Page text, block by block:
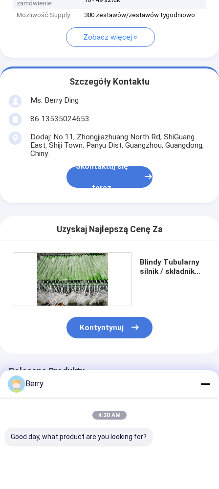
zamówienie
Możliwość Supply 300 zestawów/zestawów tygodniowo
Zobacz więcej
Szczegóły Kontaktu
Ms. Berry Ding
86 13535024653
Dodaj: No.11, Zhongjiazhuang North Rd, ShiGuang
East, Shiji Town, Panyu Dist, Guangzhou, Guangdong,
Chiny.
Skontaktuj się
teraz
Uzyskaj Najlepszą Cenę Za
Blindy Tubularny
silnik / składnik
Kontyntynuj
Polecane Produkty
Berry
4:30 AM
Good day, what product are you looking for?